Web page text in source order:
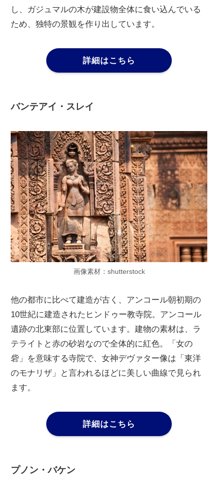
し、ガジュマルの木が建設物全体に食い込んでいる
ため、独特の景観を作り出しています。
詳細はこちら
バンテアイ・スレイ
画像素材：shutterstock
他の都市に比べて建造が古く、アンコール朝初期の
10世紀に建造されたヒンドゥー教寺院。アンコール
遺跡の北東部に位置しています。建物の素材は、ラ
テライトと赤の砂岩なので全体的に紅色。「女の
砦」を意味する寺院で、女神デヴァター像は「東洋
のモナリザ」と言われるほどに美しい曲線で見られ
ます。
詳細はこちら
プノン・バケン